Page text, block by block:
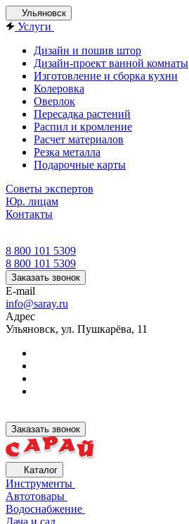
Ульяновск
Услуги
Дизайн и пошив штор
Дизайн-проект ванной комнаты
Изготовление и сборка кухни
Колеровка
Оверлок
Пересадка растений
Распил и кромление
Расчет материалов
Резка металла
Подарочные карты
Советы экспертов
Юр. лицам
Контакты
8 800 101 5309
8 800 101 5309
Заказать звонок
E-mail
info@saray.ru
Адрес
Ульяновск, ул. Пушкарёва, 11
Заказать звонок
Каталог
Инструменты
Автотовары
Водоснабжение
Дача и сад